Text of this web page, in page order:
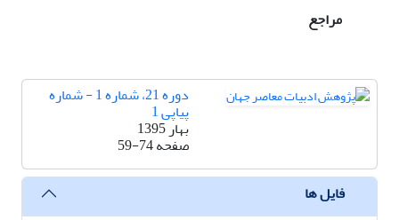
مراجع
دوره 21، شماره 1 - شماره
پیاپی 1
بهار 1395
صفحه59-74
فایل ها